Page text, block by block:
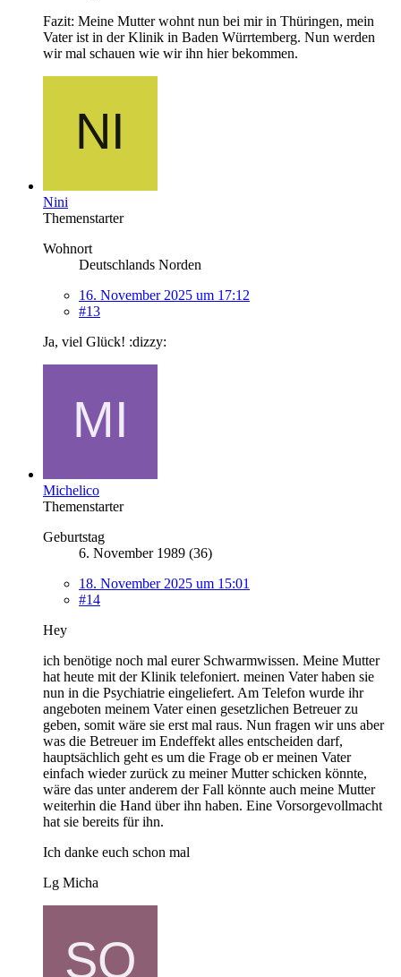
Fazit: Meine Mutter wohnt nun bei mir in Thüringen, mein
Vater ist in der Klinik in Baden Würrtemberg. Nun werden
wir mal schauen wie wir ihn hier bekommen.
Nini
Themenstarter
Wohnort
Deutschlands Norden
16. November 2025 um 17:12
#13
Ja, viel Glück! :dizzy:
Michelico
Themenstarter
Geburtstag
6. November 1989 (36)
18. November 2025 um 15:01
#14
Hey
ich benötige noch mal eurer Schwarmwissen. Meine Mutter
hat heute mit der Klinik telefoniert. meinen Vater haben sie
nun in die Psychiatrie eingeliefert. Am Telefon wurde ihr
angeboten meinem Vater einen gesetzlichen Betreuer zu
geben, somit wäre sie erst mal raus. Nun fragen wir uns aber
was die Betreuer im Endeffekt alles entscheiden darf,
hauptsächlich geht es um die Frage ob er meinen Vater
einfach wieder zurück zu meiner Mutter schicken könnte,
wäre das unter anderem der Fall könnte auch meine Mutter
weiterhin die Hand über ihn haben. Eine Vorsorgevollmacht
hat sie bereits für ihn.
Ich danke euch schon mal
Lg Micha